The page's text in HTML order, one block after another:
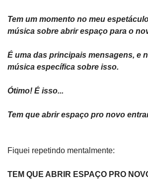
Tem um momento no meu
música sobre abrir espaço para o
É uma das principais mensagens, e
música específica sobre isso.
Ótimo! É isso...
Tem que abrir espaço pro novo
Fiquei repetindo mentalmente:
TEM QUE ABRIR ESPAÇO PRO